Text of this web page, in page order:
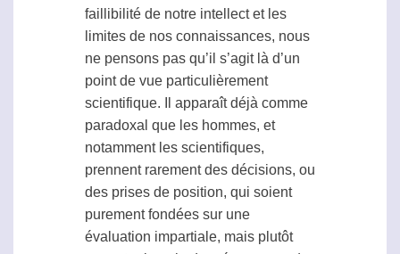
faillibilité de notre intellect et les
limites de nos connaissances, nous
ne pensons pas qu’il s’agit là d’un
point de vue particulièrement
scientifique. Il apparaît déjà comme
paradoxal que les hommes, et
notamment les scientifiques,
prennent rarement des décisions, ou
des prises de position, qui soient
purement fondées sur une
évaluation impartiale, mais plutôt